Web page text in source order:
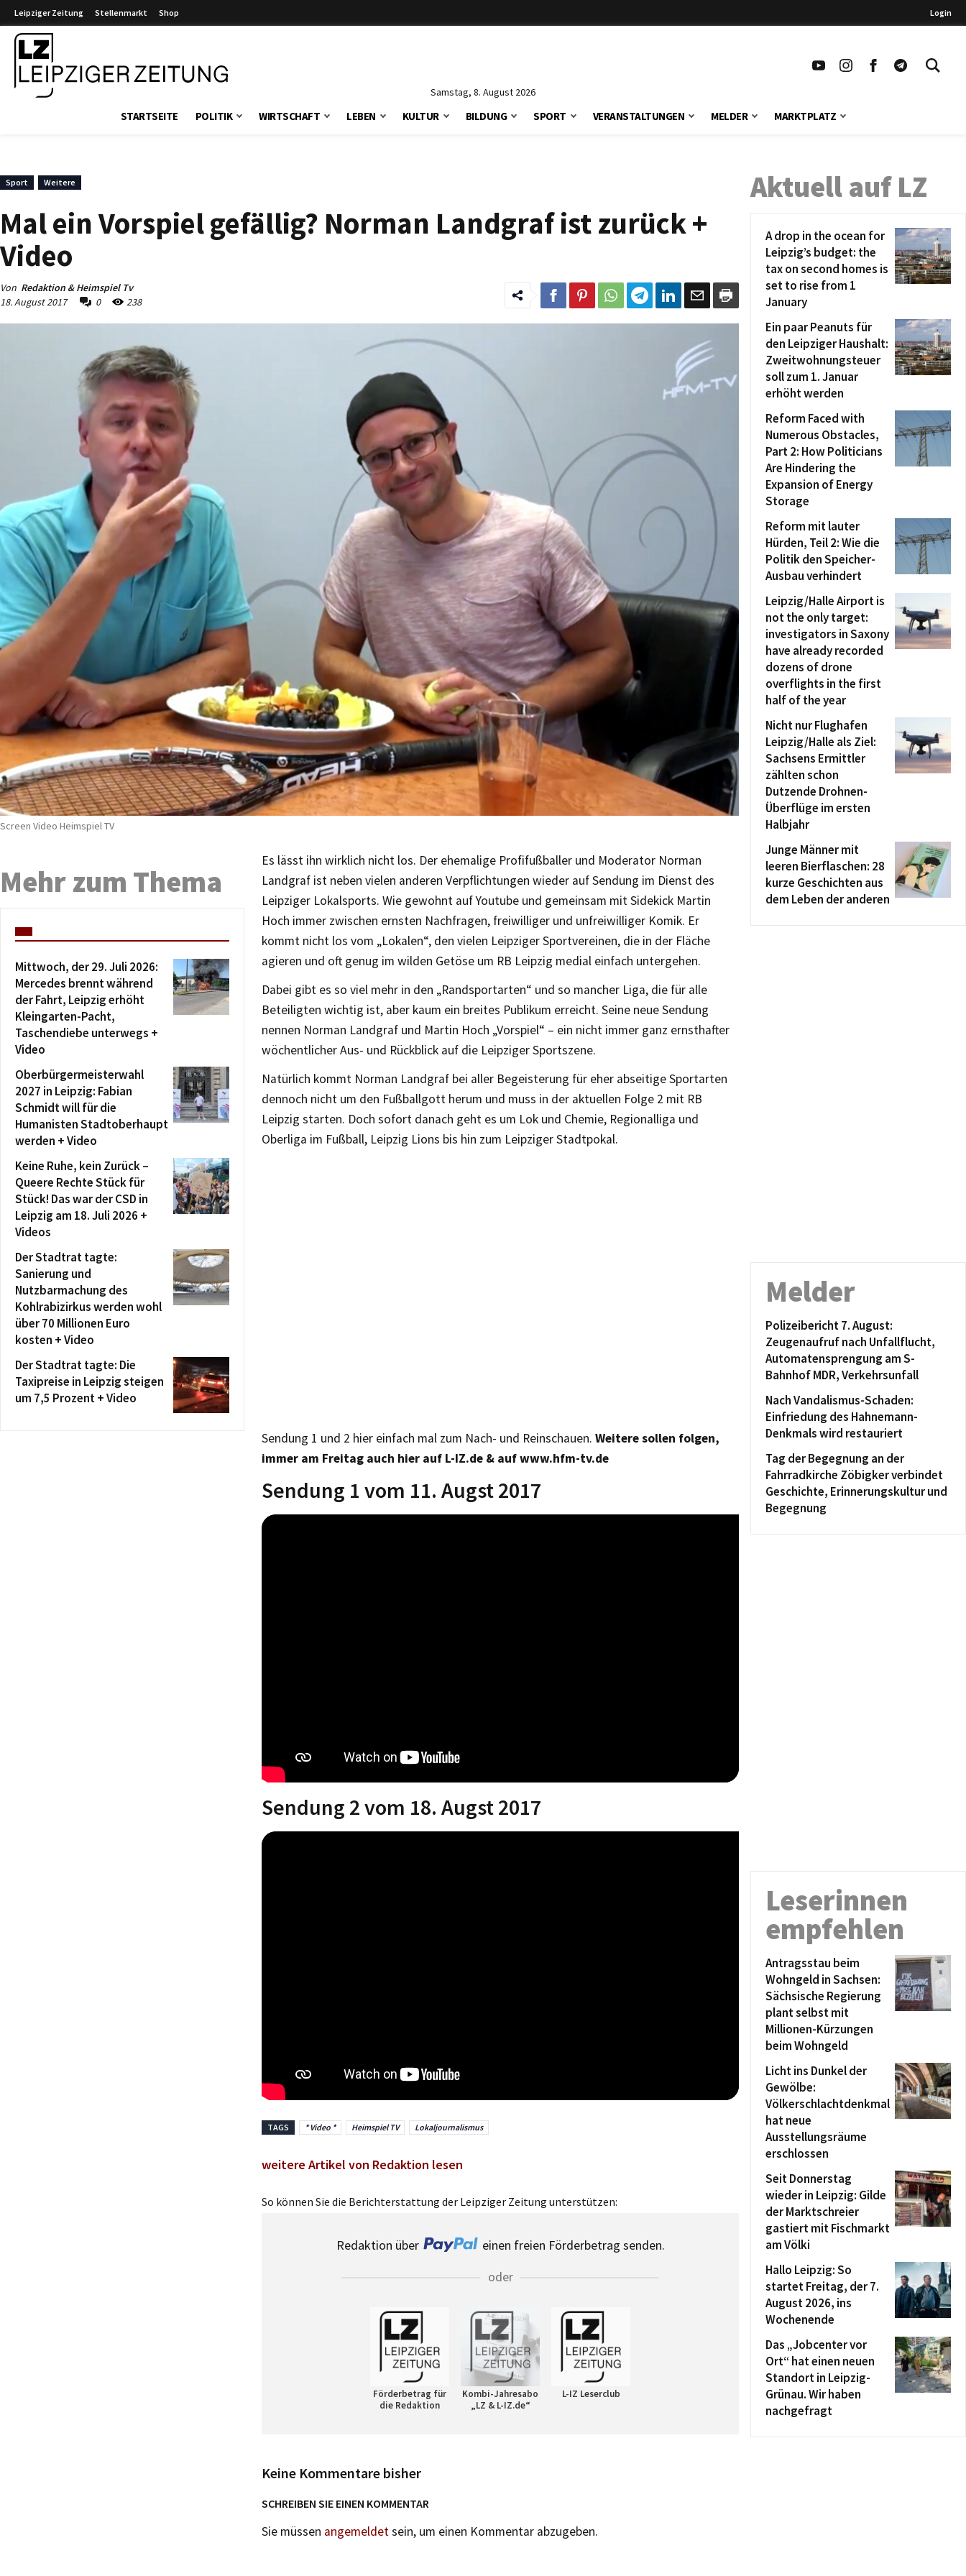
Leipziger Zeitung Stellenmarkt Shop Login
Samstag, 8. August 2026
STARTSEITE POLITIK WIRTSCHAFT LEBEN KULTUR BILDUNG SPORT VERANSTALTUNGEN MELDER MARKTPLATZ
Sport Weitere
Mal ein Vorspiel gefällig? Norman Landgraf ist zurück +
Video
Von Redaktion & Heimspiel Tv
18. August 2017
0 238
Screen Video Heimspiel TV
Es lässt ihn wirklich nicht los. Der ehemalige Profifußballer und Moderator Norman
Landgraf ist neben vielen anderen Verpflichtungen wieder auf Sendung im Dienst des
Leipziger Lokalsports. Wie gewohnt auf Youtube und gemeinsam mit Sidekick Martin
Hoch immer zwischen ernsten Nachfragen, freiwilliger und unfreiwilliger Komik. Er
kommt nicht los vom „Lokalen“, den vielen Leipziger Sportvereinen, die in der Fläche
agieren und oft genug im wilden Getöse um RB Leipzig medial einfach untergehen.
Dabei gibt es so viel mehr in den „Randsportarten“ und so mancher Liga, die für alle
Beteiligten wichtig ist, aber kaum ein breites Publikum erreicht. Seine neue Sendung
nennen Norman Landgraf und Martin Hoch „Vorspiel“ – ein nicht immer ganz ernsthafter
wöchentlicher Aus- und Rückblick auf die Leipziger Sportszene.
Natürlich kommt Norman Landgraf bei aller Begeisterung für eher abseitige Sportarten
dennoch nicht um den Fußballgott herum und muss in der aktuellen Folge 2 mit RB
Leipzig starten. Doch sofort danach geht es um Lok und Chemie, Regionalliga und
Oberliga im Fußball, Leipzig Lions bis hin zum Leipziger Stadtpokal.
Sendung 1 und 2 hier einfach mal zum Nach- und Reinschauen. Weitere sollen folgen,
immer am Freitag auch hier auf L-IZ.de & auf www.hfm-tv.de
Sendung 1 vom 11. Augst 2017
Sendung 2 vom 18. Augst 2017
TAGS * Video * Heimspiel TV Lokaljournalismus
weitere Artikel von Redaktion lesen
So können Sie die Berichterstattung der Leipziger Zeitung unterstützen:
Redaktion über
einen freien Förderbetrag senden.
oder
Förderbetrag für
die Redaktion
Kombi-Jahresabo
„LZ & L-IZ.de“
L-IZ Leserclub
Keine Kommentare bisher
SCHREIBEN SIE EINEN KOMMENTAR
Sie müssen angemeldetsein, um einen Kommentar abzugeben.
Mehr zum Thema
Mittwoch, der 29. Juli 2026:
Mercedes brennt während
der Fahrt, Leipzig erhöht
Kleingarten-Pacht,
Taschendiebe unterwegs +
Video
Oberbürgermeisterwahl
2027 in Leipzig: Fabian
Schmidt will für die
Humanisten Stadtoberhaupt
werden + Video
Keine Ruhe, kein Zurück –
Queere Rechte Stück für
Stück! Das war der CSD in
Leipzig am 18. Juli 2026 +
Videos
Der Stadtrat tagte:
Sanierung und
Nutzbarmachung des
Kohlrabizirkus werden wohl
über 70 Millionen Euro
kosten + Video
Der Stadtrat tagte: Die
Taxipreise in Leipzig steigen
um 7,5 Prozent + Video
Aktuell auf LZ
A drop in the ocean for
Leipzig’s budget: the
tax on second homes is
set to rise from 1
January
Ein paar Peanuts für
den Leipziger Haushalt:
Zweitwohnungsteuer
soll zum 1. Januar
erhöht werden
Reform Faced with
Numerous Obstacles,
Part 2: How Politicians
Are Hindering the
Expansion of Energy
Storage
Reform mit lauter
Hürden, Teil 2: Wie die
Politik den Speicher-
Ausbau verhindert
Leipzig/Halle Airport is
not the only target:
investigators in Saxony
have already recorded
dozens of drone
overflights in the first
half of the year
Nicht nur Flughafen
Leipzig/Halle als Ziel:
Sachsens Ermittler
zählten schon
Dutzende Drohnen-
Überflüge im ersten
Halbjahr
Junge Männer mit
leeren Bierflaschen: 28
kurze Geschichten aus
dem Leben der anderen
Melder
Polizeibericht 7. August:
Zeugenaufruf nach Unfallflucht,
Automatensprengung am S-
Bahnhof MDR, Verkehrsunfall
Nach Vandalismus-Schaden:
Einfriedung des Hahnemann-
Denkmals wird restauriert
Tag der Begegnung an der
Fahrradkirche Zöbigker verbindet
Geschichte, Erinnerungskultur und
Begegnung
Leserinnen
empfehlen
Antragsstau beim
Wohngeld in Sachsen:
Sächsische Regierung
plant selbst mit
Millionen-Kürzungen
beim Wohngeld
Licht ins Dunkel der
Gewölbe:
Völkerschlachtdenkmal
hat neue
Ausstellungsräume
erschlossen
Seit Donnerstag
wieder in Leipzig: Gilde
der Marktschreier
gastiert mit Fischmarkt
am Völki
Hallo Leipzig: So
startet Freitag, der 7.
August 2026, ins
Wochenende
Das „Jobcenter vor
Ort“ hat einen neuen
Standort in Leipzig-
Grünau. Wir haben
nachgefragt